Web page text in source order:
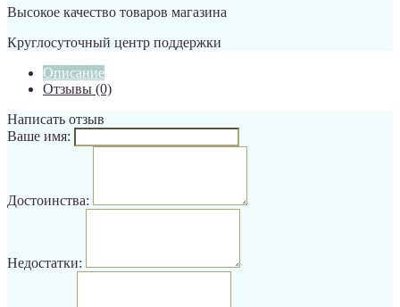
Высокое качество товаров магазина
Круглосуточный центр поддержки
Описание
Отзывы (0)
Написать отзыв
Ваше имя:
Достоинства:
Недостатки: